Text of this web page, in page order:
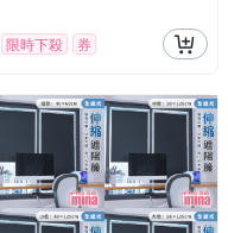
限時下殺 券